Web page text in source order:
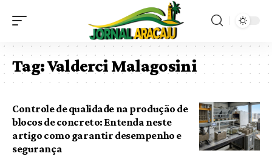
Tag:Valderci Malagosini
Controle de qualidade na produção de
blocos de concreto: Entenda neste
artigo como garantir desempenho e
segurança